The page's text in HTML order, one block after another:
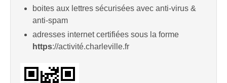
boites aux lettres sécurisées avec anti-virus &
anti-spam
adresses internet certifiées sous la forme
https://activité.charleville.fr